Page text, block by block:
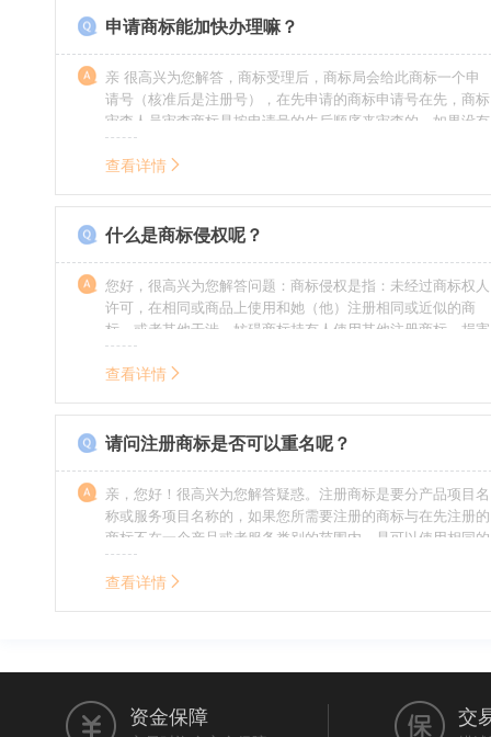
申请商标能加快办理嘛？
亲 很高兴为您解答，商标受理后，商标局会给此商标一个申
请号（核准后是注册号），在先申请的商标申请号在先，商标
审查人员审查商标是按申请号的先后顺序来审查的，如果没有
特殊情况（受理案件需要，被异议等），不会延迟也不会提
前。
查看详情
什么是商标侵权呢？
您好，很高兴为您解答问题：商标侵权是指：未经过商标权人
许可，在相同或商品上使用和她（他）注册相同或近似的商
标，或者其他干涉、妨碍商标持有人使用其他注册商标，损害
商标持有人合法权益的其他行为。侵权的人通常需要承担侵权
的责任，明知侵权的行为的人要承担赔偿的责任。情节严重
查看详情
请问注册商标是否可以重名呢？
亲，您好！很高兴为您解答疑惑。注册商标是要分产品项目名
称或服务项目名称的，如果您所需要注册的商标与在先注册的
商标不在一个产品或者服务类别的范围内，是可以使用相同的
名称的。希望我的回答能帮到您。
查看详情
资金保障 交